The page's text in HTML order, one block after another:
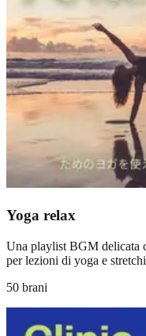
Yoga relax
Una playlist BGM delicata
per lezioni di yoga e
50 brani